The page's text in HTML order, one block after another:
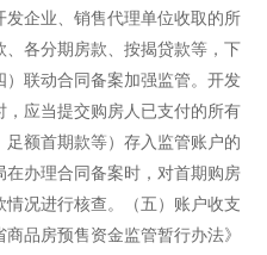
发企业、销售代理单位收取的所
各分期房款、按揭贷款等，下
联动合同备案加强监管。开发
应当提交购房人已支付的所有
额首期款等）存入监管账户的
办理合同备案时，对首期购房
况进行核查。（五）账户收支
品房预售资金监管暂行办法》